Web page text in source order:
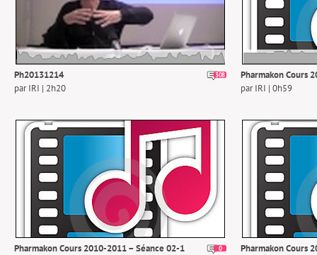
308
Ph20131214
par IRI | 2h20
Pharmakon Cours
par IRI | 0h59
0
Pharmakon Cours 2010-2011 – Séance 02-1
Pharmakon Cours